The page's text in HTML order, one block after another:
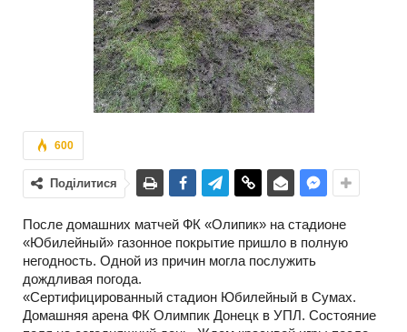
600
Поділитися
После домашних матчей ФК «Олипик» на стадионе
«Юбилейный» газонное покрытие пришло в полную
негодность. Одной из причин могла послужить
дождливая погода.
«Сертифицированный стадион Юбилейный в Сумах.
Домашняя арена ФК Олимпик Донецк в УПЛ. Состояние